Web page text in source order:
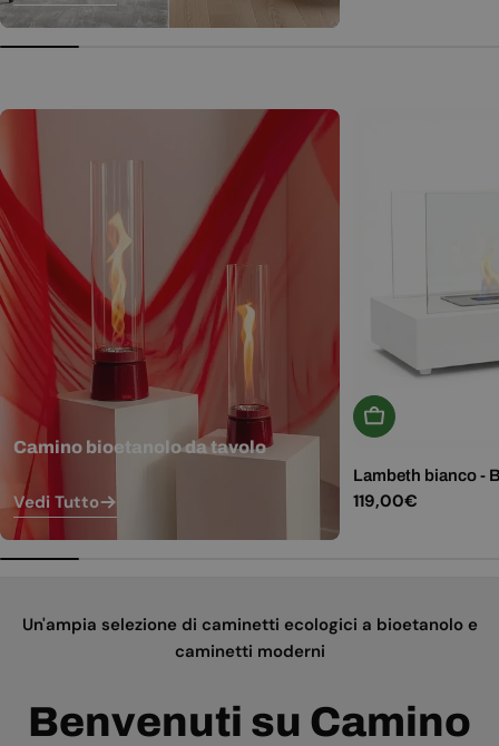
Camino bioetanolo da tavolo
Vedi Tutto
Aggiungi Al
Lambeth bianco -
Prezzo
119,00€
Un'ampia selezione di caminetti ecologici a bioetanolo e
caminetti moderni
Benvenuti su Camino